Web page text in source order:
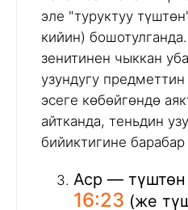
эле "туруктуу
кийин)
зенитинен чыккан
узундугу
эсеге көбөйгөндө
айтканда, теньдин
бийиктигине
Аср — түштөн
16:23 (же